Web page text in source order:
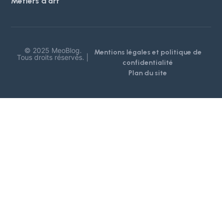
© 2025 MeoBlog.
Tous droits réservés. |
Mentions légales et politique de
confidentialité
Plan du site